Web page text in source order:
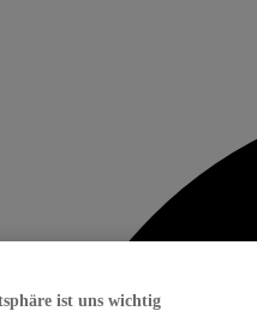
ist uns wichtig